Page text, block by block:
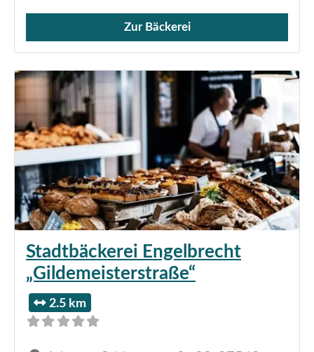
Verkauf von Brötchen,
Zur Bäckerei
Stadtbäckerei Engelbrecht
„Gildemeisterstraße“
2.5 km